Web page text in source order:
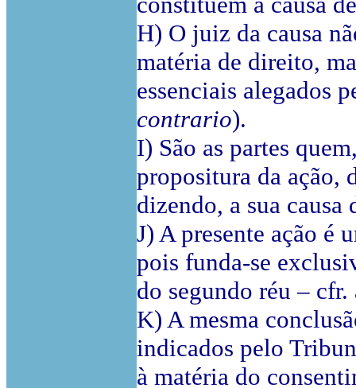
H) O juiz da causa
matéria de direito,
essenciais alegados
contrario).
I) São as partes
propositura da ação,
dizendo, a sua causa
J) A presente ação é
pois funda-se
do segundo réu –
K) A mesma
indicados pelo
à matéria do